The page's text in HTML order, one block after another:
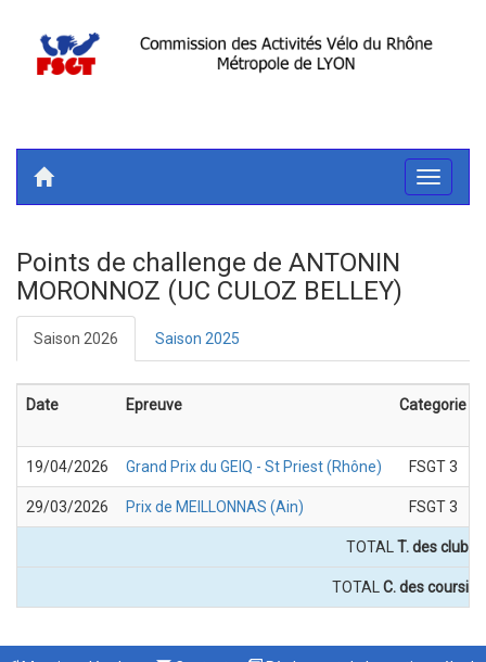
Toggle
Points de challenge de ANTONIN
MORONNOZ (UC CULOZ BELLEY)
Saison 2026 Saison 2025
Date Epreuve Categorie
19/04/2026 Grand Prix du GEIQ - St Priest (Rhône) FSGT 3
29/03/2026 Prix de MEILLONNAS (Ain) FSGT 3
TOTAL T. des clubs
TOTAL C. des